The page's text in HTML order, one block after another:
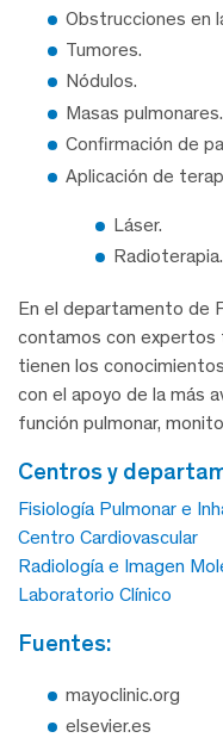
Obstrucciones en
Tumores.
Nódulos.
Masas pulmonares.
Confirmación de
Aplicación de
Láser.
Radioterapia.
En el departamento de
contamos con expertos
tienen los
con el apoyo de la más
función pulmonar,
centros y
Fisiología Pulmonar e
Centro Cardiovascular
Radiología e Imagen
Laboratorio Clínico
fuentes:
mayoclinic.org
elsevier.es